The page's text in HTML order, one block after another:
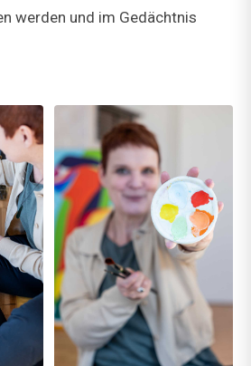
werden und im Gedächtnis